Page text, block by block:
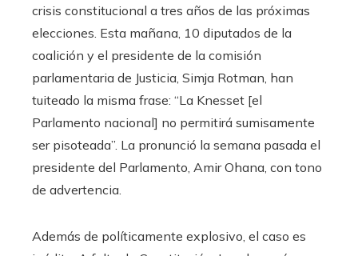
crisis constitucional a tres años de las próximas
elecciones. Esta mañana, 10 diputados de la
coalición y el presidente de la comisión
parlamentaria de Justicia, Simja Rotman, han
tuiteado la misma frase: “La Knesset [el
Parlamento nacional] no permitirá sumisamente
ser pisoteada”. La pronunció la semana pasada el
presidente del Parlamento, Amir Ohana, con tono
de advertencia.
Además de políticamente explosivo, el caso es